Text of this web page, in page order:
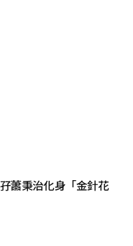
蕭秉治化身「金針花